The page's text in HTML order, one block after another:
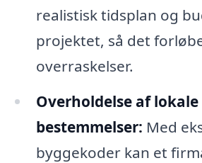
realistisk tidsplan og
projektet, så det
overraskelser.
Overholdelse af lokale
bestemmelser: Med
byggekoder kan et